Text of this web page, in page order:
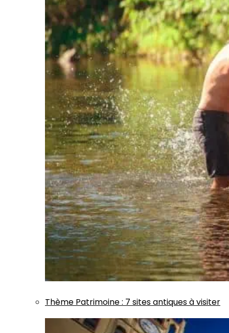
Thème Patrimoine: 7 sites antiques à visiter